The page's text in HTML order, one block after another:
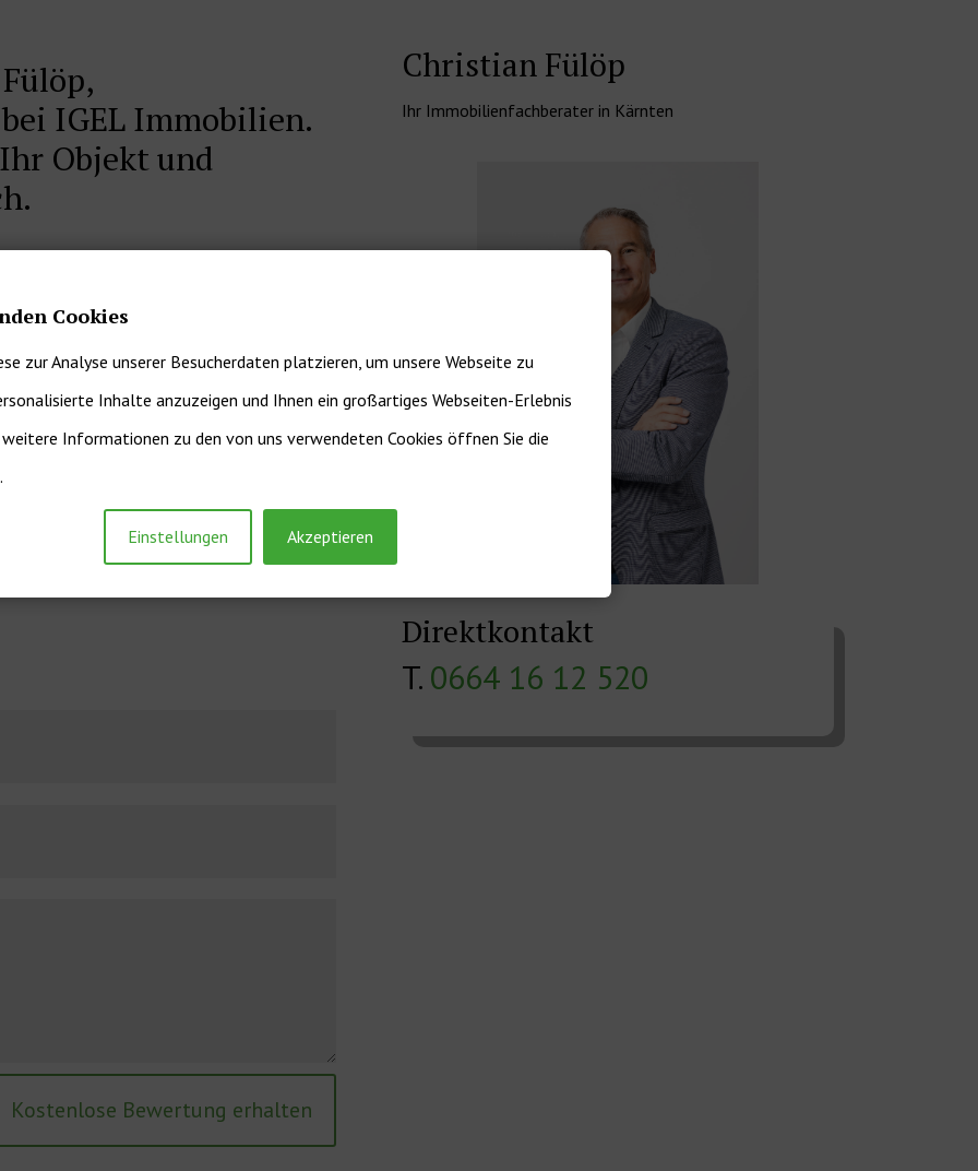
IGEL Immobilien.
Objekt und
und Umgebung
bestmöglichen
Immobilie
und den ersten
Verkauf machen:
Kostenlose Bewertung erhalten
Christian Fülöp
Ihr Immobilienfachberater in Kärnten
Direktkontakt
T. 0664 16 12 520
Cookies
zur Analyse unserer Besucherdaten platzieren, um unsere Webseite zu
Inhalte anzuzeigen und Ihnen ein großartiges Webseiten-Erlebnis
Informationen zu den von uns verwendeten Cookies öffnen Sie die
Einstellungen Akzeptieren